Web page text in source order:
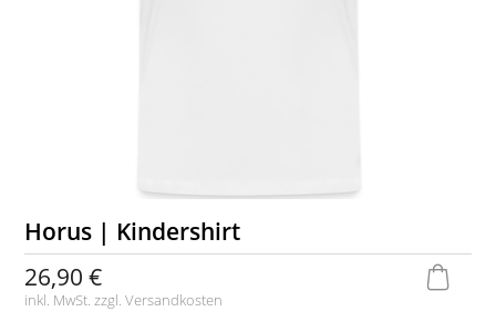
Horus | Kindershirt
26,90 €
inkl. MwSt. zzgl.Versandkosten